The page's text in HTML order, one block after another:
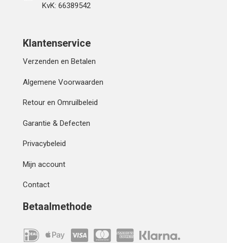
KvK: 66389542
Klantenservice
Verzenden en Betalen
Algemene Voorwaarden
Retour en Omruilbeleid
Garantie & Defecten
Privacybeleid
Mijn account
Contact
Betaalmethode